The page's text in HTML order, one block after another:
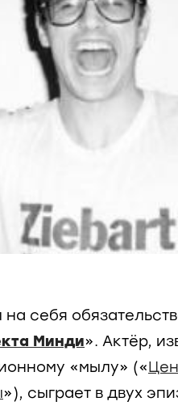
на себя
Минди». Актёр,
«мылу» («
»), сыграет в двух